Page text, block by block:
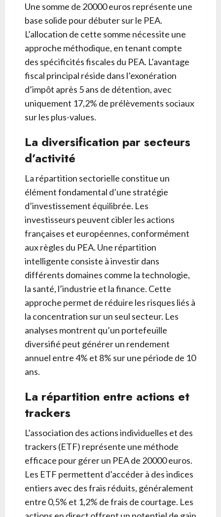
Une somme de 20000 euros représente une
base solide pour débuter sur le PEA.
L’allocation de cette somme nécessite une
approche méthodique, en tenant compte
des spécificités fiscales du PEA. L’avantage
fiscal principal réside dans l’exonération
d’impôt après 5 ans de détention, avec
uniquement 17,2% de prélèvements sociaux
sur les plus-values.
La diversification par secteurs
d’activité
La répartition sectorielle constitue un
élément fondamental d’une stratégie
d’investissement équilibrée. Les
investisseurs peuvent cibler les actions
françaises et européennes, conformément
aux règles du PEA. Une répartition
intelligente consiste à investir dans
différents domaines comme la technologie,
la santé, l’industrie et la finance. Cette
approche permet de réduire les risques liés à
la concentration sur un seul secteur. Les
analyses montrent qu’un portefeuille
diversifié peut générer un rendement
annuel entre 4% et 8% sur une période de 10
ans.
La répartition entre actions et
trackers
L’association des actions individuelles et des
trackers (ETF) représente une méthode
efficace pour gérer un PEA de 20000 euros.
Les ETF permettent d’accéder à des indices
entiers avec des frais réduits, généralement
entre 0,5% et 1,2% de frais de courtage. Les